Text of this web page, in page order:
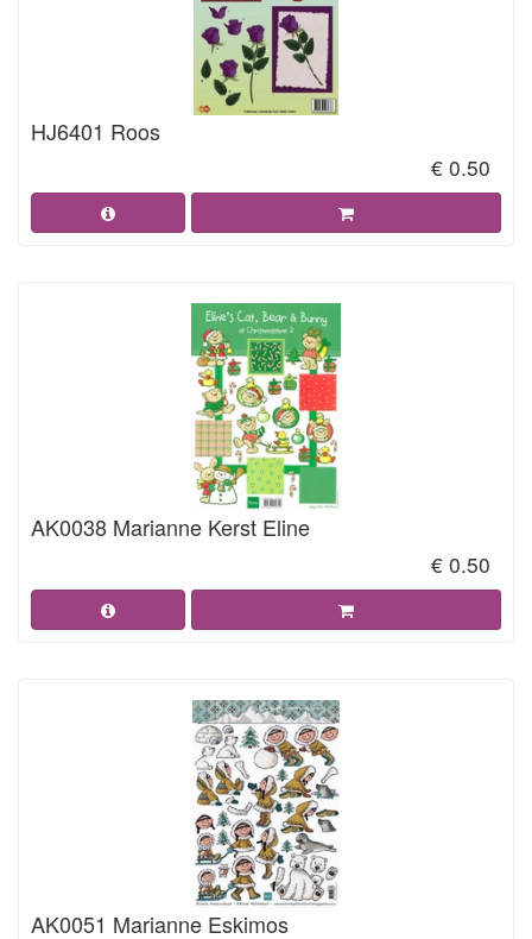
HJ6401 Roos
€ 0.50
AK0038 Marianne Kerst Eline
€ 0.50
AK0051 Marianne Eskimos